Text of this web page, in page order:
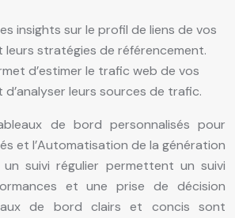
insights sur le profil de liens de vos
stratégies de référencement.
d’estimer le trafic web de vos
leurs sources de trafic.
de bord personnalisés pour
et l’Automatisation de la génération
suivi régulier permettent un suivi
et une prise de décision
de bord clairs et concis sont